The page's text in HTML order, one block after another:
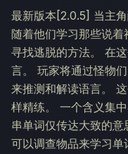
最新版本[2.0.5] 当主角
随着他们学习那些说
寻找逃脱的方法。 在
言。 玩家将通过怪物
来推测和解读语言。
样精练。 一个含义集
串单词仅传达大致的
可以调查物品来学习